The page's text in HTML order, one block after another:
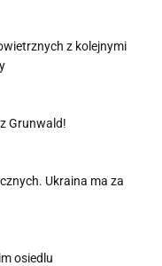
z kolejnymi
Grunwald!
Ukraina ma za
osiedlu